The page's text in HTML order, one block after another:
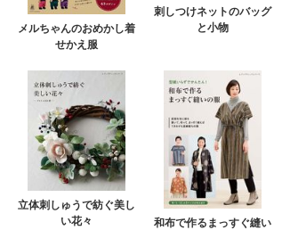
メルちゃんのおめかし着
せかえ服
刺しつけネットのバッグ
と小物
立体刺しゅうで紡ぐ美し
い花々
和布で作るまっすぐ縫い